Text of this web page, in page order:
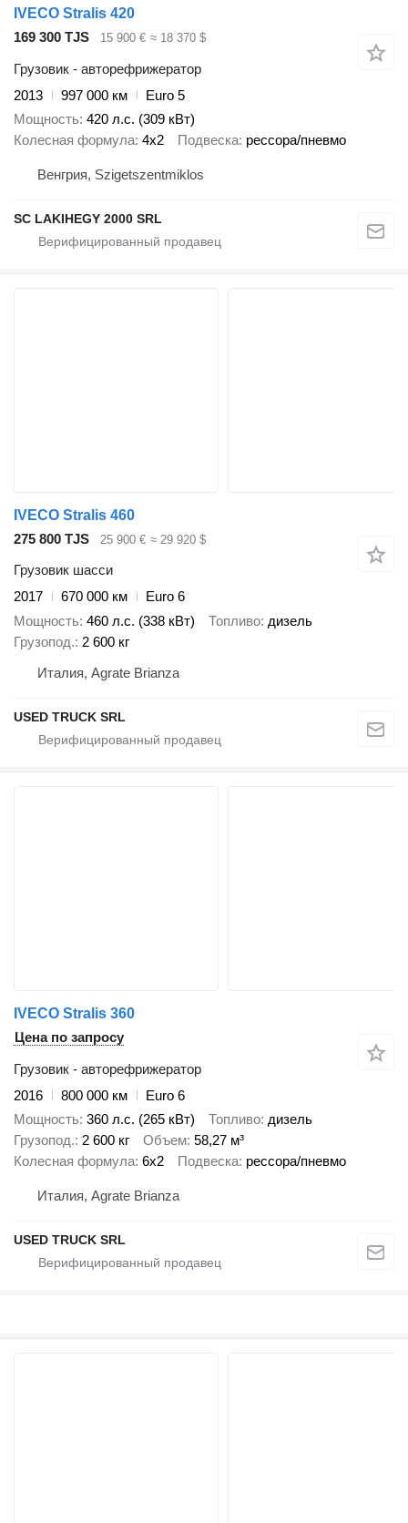
IVECO Stralis 420
169 300 TJS
15 900 € ≈ 18 370 $
Грузовик - авторефрижератор
2013
997 000 км
Euro 5
Мощность 420 л.с. (309 кВт)
Колесная формула 4x2 Подвеска рессора/пневмо
Венгрия, Szigetszentmiklos
SC LAKIHEGY 2000 SRL
IVECO Stralis 460
275 800 TJS
25 900 € ≈ 29 920 $
Грузовик шасси
2017
670 000 км
Euro 6
Мощность 460 л.с. (338 кВт) Топливо дизель
Грузопод. 2 600 кг
Италия, Agrate Brianza
USED TRUCK SRL
IVECO Stralis 360
Цена по запросу
Грузовик - авторефрижератор
2016
800 000 км
Euro 6
Мощность 360 л.с. (265 кВт) Топливо дизель
Грузопод. 2 600 кг Объем 58,27 м³
Колесная формула 6x2 Подвеска рессора/пневмо
Италия, Agrate Brianza
USED TRUCK SRL